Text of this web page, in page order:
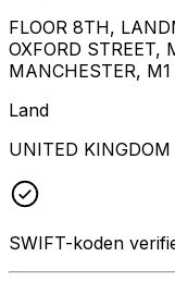
FLOOR 8TH,
OXFORD STREET,
MANCHESTER,
Land
UNITED KINGDOM
SWIFT-koden